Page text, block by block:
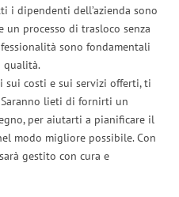
i dipendenti dell’azienda sono
processo di trasloco senza
sono fondamentali
qualità.
costi e sui servizi offerti, ti
Saranno lieti di fornirti un
per aiutarti a pianificare il
modo migliore possibile. Con
gestito con cura e